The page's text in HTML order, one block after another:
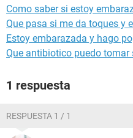
Como saber si estoy
Que pasa si me da toques y
Estoy embarazada y hago
Que antibiotico puedo tomar
1 respuesta
RESPUESTA 1 / 1